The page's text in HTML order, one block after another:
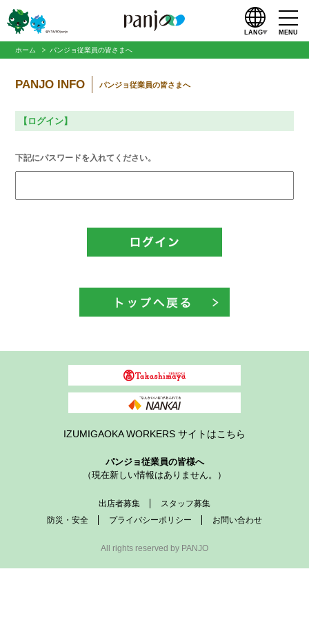
LANG MENU
ホーム パンジョ従業員の皆さまへ
PANJO INFO パンジョ従業員の皆さまへ
【ログイン】
下記にパスワードを入れてください。
IZUMIGAOKA WORKERS サイトはこちら
パンジョ従業員の皆様へ
（現在新しい情報はありません。）
出店者募集
スタッフ募集
防災・安全
プライバシーポリシー お問い合わせ
All rights reserved by PANJO